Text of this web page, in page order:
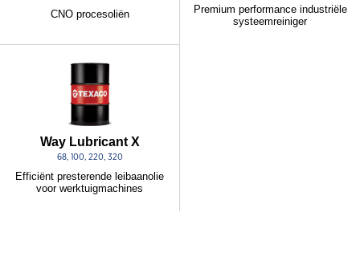
CNO procesoliën
Premium performance industriële
systeemreiniger
Way Lubricant X
68, 100, 220, 320
Efficiënt presterende leibaanolie
voor werktuigmachines